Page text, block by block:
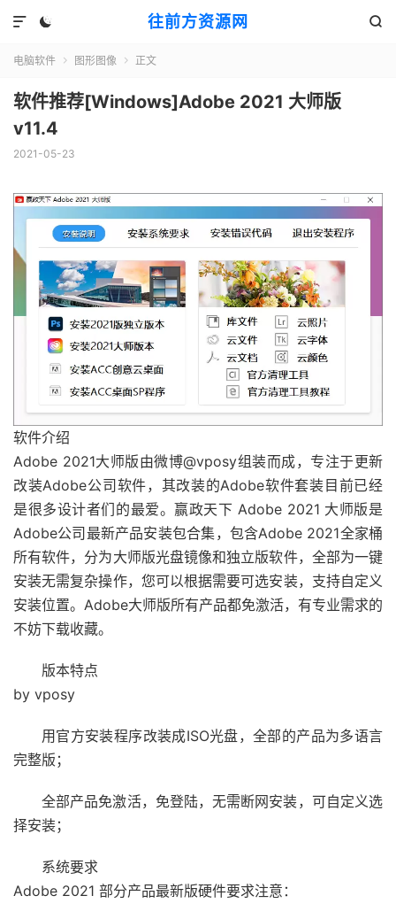
往前方资源网
 

电脑软件  图形图像  正文
软件推荐[Windows]Adobe 2021 大师版
v11.4
2021-05-23
软件介绍
Adobe 2021大师版由微博@vposy组装而成，专注于更新
改装Adobe公司软件，其改装的Adobe软件套装目前已经
是很多设计者们的最爱。赢政天下 Adobe 2021 大师版是
Adobe公司最新产品安装包合集，包含Adobe 2021全家桶
所有软件，分为大师版光盘镜像和独立版软件，全部为一键
安装无需复杂操作，您可以根据需要可选安装，支持自定义
安装位置。Adobe大师版所有产品都免激活，有专业需求的
不妨下载收藏。
版本特点
by vposy
用官方安装程序改装成ISO光盘，全部的产品为多语言
完整版；
全部产品免激活，免登陆，无需断网安装，可自定义选
择安装；
系统要求
Adobe 2021 部分产品最新版硬件要求注意：